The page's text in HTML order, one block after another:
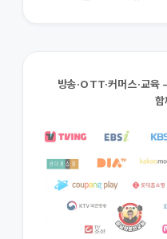
방송·OTT·커머스·교
함